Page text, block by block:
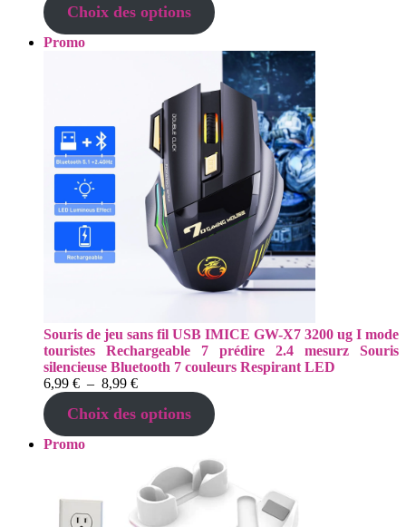
prix :
292,98 €
Choix des options
PromoProduit
Souris de jeu sans fil USB IMICE GW-X7 3200 ug I mode
touristes Rechargeable 7 prédire 2.4 mesurz Souris
silencieuse Bluetooth 7 couleurs Respirant LED
6,99 € – 8,99 €Plage
prix :
8,99 €
Choix des options
PromoProduit